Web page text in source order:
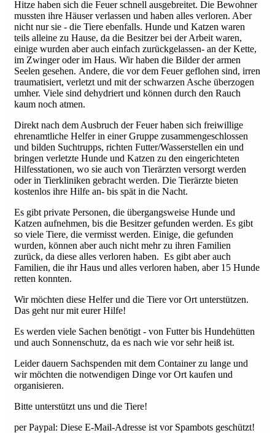
Hitze haben sich die Feuer schnell ausgebreitet. Die Bewohner
mussten ihre Häuser verlassen und haben alles verloren. Aber
nicht nur sie - die Tiere ebenfalls. Hunde und Katzen waren
teils alleine zu Hause, da die Besitzer bei der Arbeit waren,
einige wurden aber auch einfach zurückgelassen- an der Kette,
im Zwinger oder im Haus. Wir haben die Bilder der armen
Seelen gesehen. Andere, die vor dem Feuer geflohen sind, irren
traumatisiert, verletzt und mit der schwarzen Asche überzogen
umher. Viele sind dehydriert und können durch den Rauch
kaum noch atmen.
Direkt nach dem Ausbruch der Feuer haben sich freiwillige
ehrenamtliche Helfer in einer Gruppe zusammengeschlossen
und bilden Suchtrupps, richten Futter/Wasserstellen ein und
bringen verletzte Hunde und Katzen zu den eingerichteten
Hilfesstationen, wo sie auch von Tierärzten versorgt werden
oder in Tierkliniken gebracht werden. Die Tierärzte bieten
kostenlos ihre Hilfe an- bis spät in die Nacht.
Es gibt private Personen, die übergangsweise Hunde und
Katzen aufnehmen, bis die Besitzer gefunden werden. Es gibt
so viele Tiere, die vermisst werden. Einige, die gefunden
wurden, können aber auch nicht mehr zu ihren Familien
zurück, da diese alles verloren haben. Es gibt aber auch
Familien, die ihr Haus und alles verloren haben, aber 15 Hunde
retten konnten.
Wir möchten diese Helfer und die Tiere vor Ort unterstützen.
Das geht nur mit eurer Hilfe!
Es werden viele Sachen benötigt - von Futter bis Hundehütten
und auch Sonnenschutz, da es nach wie vor sehr heiß ist.
Leider dauern Sachspenden mit dem Container zu lange und
wir möchten die notwendigen Dinge vor Ort kaufen und
organisieren.
Bitte unterstützt uns und die Tiere!
per Paypal: Diese E-Mail-Adresse ist vor Spambots geschützt!